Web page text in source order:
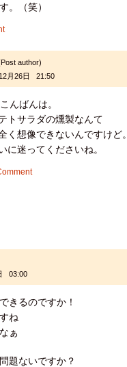
。（笑）
author)
月26日 21:50
んばんは。
トサラダの燻製なんて
く想像できないんですけど。
に迷ってくださいね。
03:00
きるのですか！
ね
ぁ
題ないですか？